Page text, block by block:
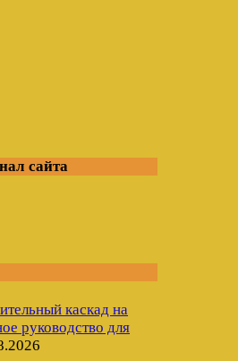
сайта
каскад на
руководство для